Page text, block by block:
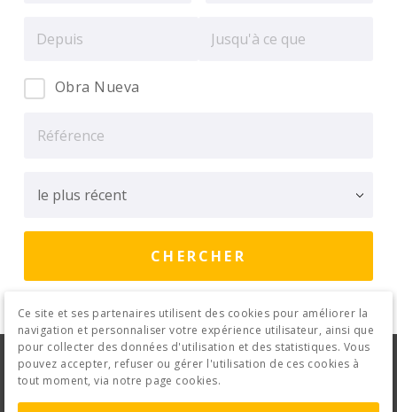
Obra Nueva
Avis Juridique Politique de confidentialité
Politique de cookies Contact
Ce site et ses partenaires utilisent des cookies pour améliorer la
navigation et personnaliser votre expérience utilisateur, ainsi que
pour collecter des données d'utilisation et des statistiques. Vous
pouvez accepter, refuser ou gérer l'utilisation de ces cookies à
tout moment, via notre page cookies.